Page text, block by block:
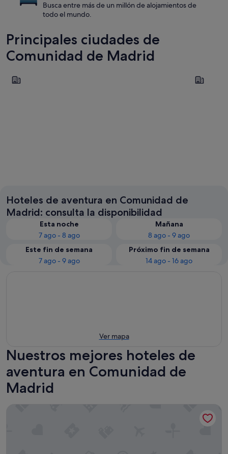
Busca entre más de un millón de alojamientos de
todo el mundo.
Principales ciudades de
Comunidad de Madrid
Madrid San
Hoteles de aventura en Comunidad de
Madrid: consulta la disponibilidad
Esta noche
7 ago - 8 ago
Mañana
8 ago - 9 ago
Este fin de semana
7 ago - 9 ago
Próximo fin de semana
14 ago - 16 ago
Ver mapa
Nuestros mejores hoteles de
aventura en Comunidad de
Madrid